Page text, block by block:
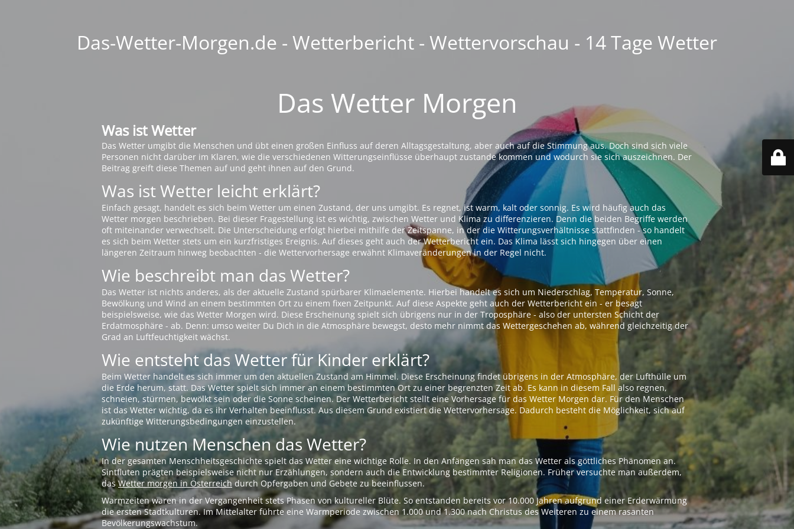
Das-Wetter-Morgen.de - Wetterbericht - Wettervorschau - 14 Tage Wetter
Das Wetter Morgen
Was ist Wetter
Das Wetter umgibt die Menschen und übt einen großen Einfluss auf deren Alltagsgestaltung, aber auch auf die Stimmung aus. Doch sind sich viele
Personen nicht darüber im Klaren, wie die verschiedenen Witterungseinflüsse überhaupt zustande kommen und wodurch sie sich auszeichnen. Der
Beitrag greift diese Themen auf und geht ihnen auf den Grund.
Was ist Wetter leicht erklärt?
Einfach gesagt, handelt es sich beim Wetter um einen Zustand, der uns umgibt. Es regnet, ist warm, kalt oder sonnig. Es wird häufig auch das
Wetter morgen beschrieben. Bei dieser Fragestellung ist es wichtig, zwischen Wetter und Klima zu differenzieren. Denn die beiden Begriffe werden
oft miteinander verwechselt. Die Unterscheidung erfolgt hierbei mithilfe der Zeitspanne, in der die Witterungsverhältnisse stattfinden - so handelt
es sich beim Wetter stets um ein kurzfristiges Ereignis. Auf dieses geht auch der Wetterbericht ein. Das Klima lässt sich hingegen über einen
längeren Zeitraum hinweg beobachten - die Wettervorhersage erwähnt Klimaveränderungen in der Regel nicht.
Wie beschreibt man das Wetter?
Das Wetter ist nichts anderes, als der aktuelle Zustand spürbarer Klimaelemente. Hierbei handelt es sich um Niederschlag, Temperatur, Sonne,
Bewölkung und Wind an einem bestimmten Ort zu einem fixen Zeitpunkt. Auf diese Aspekte geht auch der Wetterbericht ein - er besagt
beispielsweise, wie das Wetter Morgen wird. Diese Erscheinung spielt sich übrigens nur in der Troposphäre - also der untersten Schicht der
Erdatmosphäre - ab. Denn: umso weiter Du Dich in die Atmosphäre bewegst, desto mehr nimmt das Wettergeschehen ab, während gleichzeitig der
Grad an Luftfeuchtigkeit wächst.
Wie entsteht das Wetter für Kinder erklärt?
Beim Wetter handelt es sich immer um den aktuellen Zustand am Himmel. Diese Erscheinung findet übrigens in der Atmosphäre, der Lufthülle um
die Erde herum, statt. Das Wetter spielt sich immer an einem bestimmten Ort zu einer begrenzten Zeit ab. Es kann in diesem Fall also regnen,
schneien, stürmen, bewölkt sein oder die Sonne scheinen. Der Wetterbericht stellt eine Vorhersage für das Wetter Morgen dar. Für den Menschen
ist das Wetter wichtig, da es ihr Verhalten beeinflusst. Aus diesem Grund existiert die Wettervorhersage. Dadurch besteht die Möglichkeit, sich auf
zukünftige Witterungsbedingungen einzustellen.
Wie nutzen Menschen das Wetter?
In der gesamten Menschheitsgeschichte spielt das Wetter eine wichtige Rolle. In den Anfängen sah man das Wetter als göttliches Phänomen an.
Sintfluten prägten beispielsweise nicht nur Erzählungen, sondern auch die Entwicklung bestimmter Religionen. Früher versuchte man außerdem,
dasWetter morgen in Österreichdurch Opfergaben und Gebete zu beeinflussen.
Warmzeiten waren in der Vergangenheit stets Phasen von kultureller Blüte. So entstanden bereits vor 10.000 Jahren aufgrund einer Erderwärmung
die ersten Stadtkulturen. Im Mittelalter führte eine Warmperiode zwischen 1.000 und 1.300 nach Christus des Weiteren zu einem rasanten
Bevölkerungswachstum.